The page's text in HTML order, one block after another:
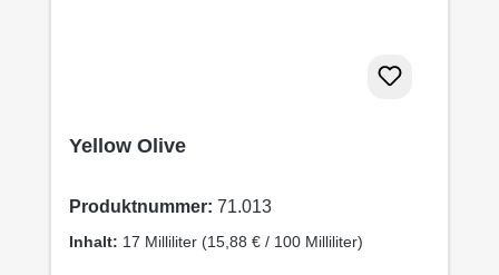
Yellow Olive
Produktnummer: 71.013
Inhalt: 17 Milliliter (15,88 € / 100 Milliliter)